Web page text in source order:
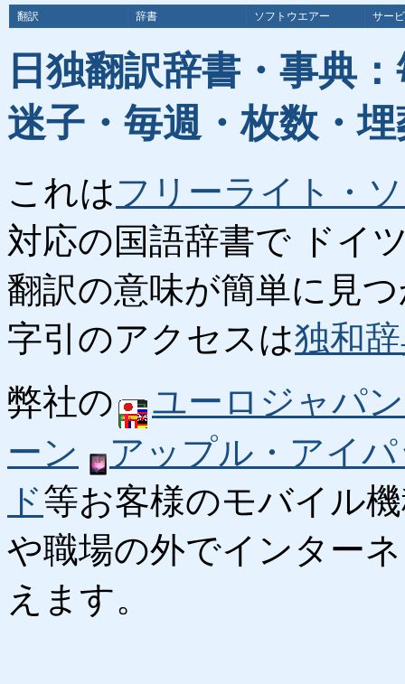
翻訳 辞書 ソフトウエアー サー
日独翻訳辞書・事典
迷子・毎週・枚数・
これはフリーライト・
対応の国語辞書で ドイ
翻訳の意味が簡単に見
字引のアクセスは独和
弊社の
ユーロジャパ
ーン
アップル・アイ
ド等お客様のモバイル
や職場の外でインター
えます。